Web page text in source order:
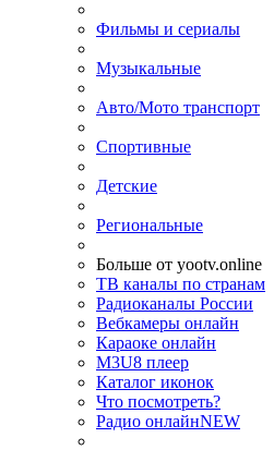
Фильмы и сериалы
Музыкальные
Авто/Мото транспорт
Спортивные
Детские
Региональные
Больше от yootv.online
ТВ каналы по странам
Радиоканалы России
Вебкамеры онлайн
Караоке онлайн
M3U8 плеер
Каталог иконок
Что посмотреть?
Радио онлайнNEW